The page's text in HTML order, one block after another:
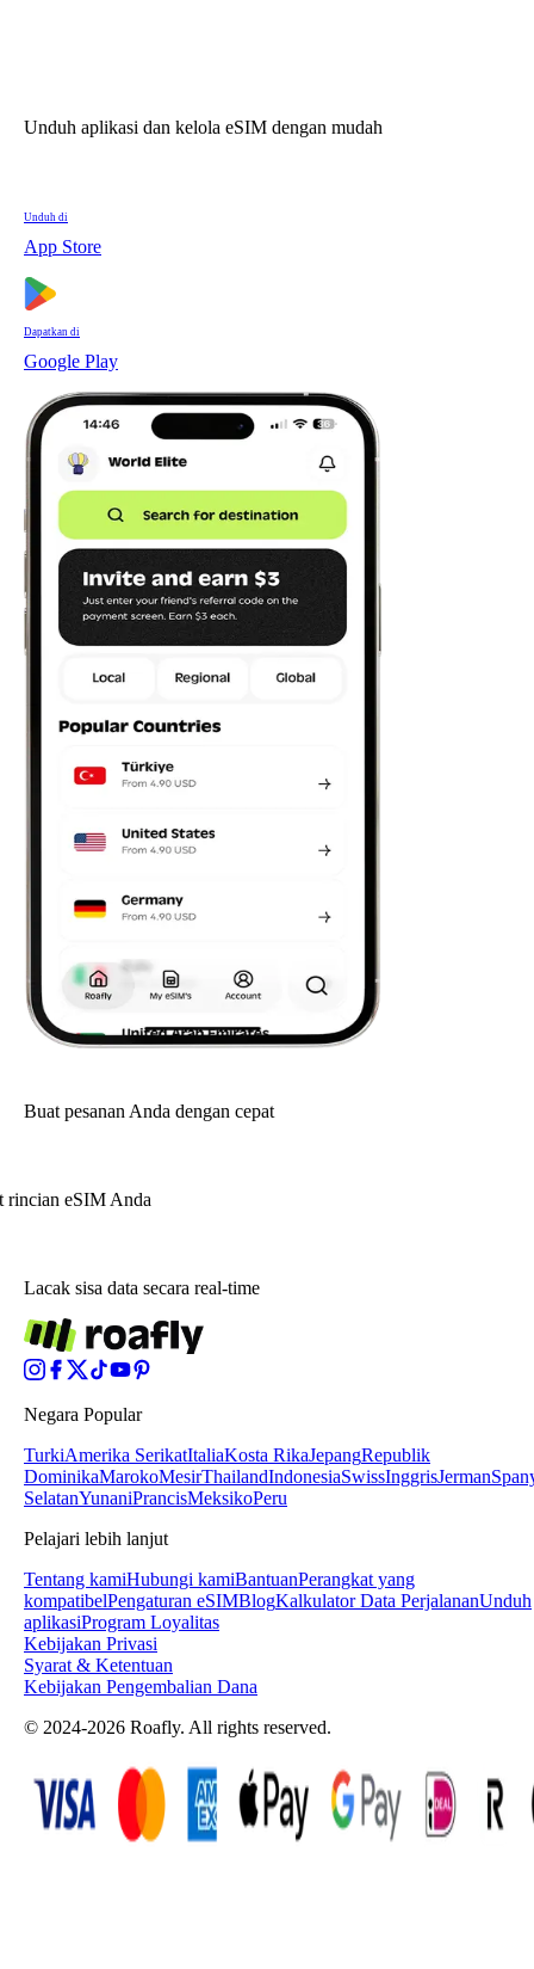
Unduh aplikasi dan kelola eSIM dengan mudah
Unduh di
App Store
Dapatkan di
Google Play
Buat pesanan Anda dengan cepat
rincian eSIM Anda
Lacak sisa data secara real-time
Negara Popular
TurkiAmerika SerikatItaliaKosta RikaJepangRepublik
DominikaMarokoMesirThailandIndonesiaSwissInggrisJerman
SelatanYunaniPrancisMeksikoPeru
Pelajari lebih lanjut
Tentang kamiHubungi kamiBantuanPerangkat yang
kompatibelPengaturan eSIMBlogKalkulator Data PerjalananUnduh
aplikasiProgram Loyalitas
Kebijakan Privasi
Syarat & Ketentuan
Kebijakan Pengembalian Dana
© 2024-2026 Roafly. All rights reserved.